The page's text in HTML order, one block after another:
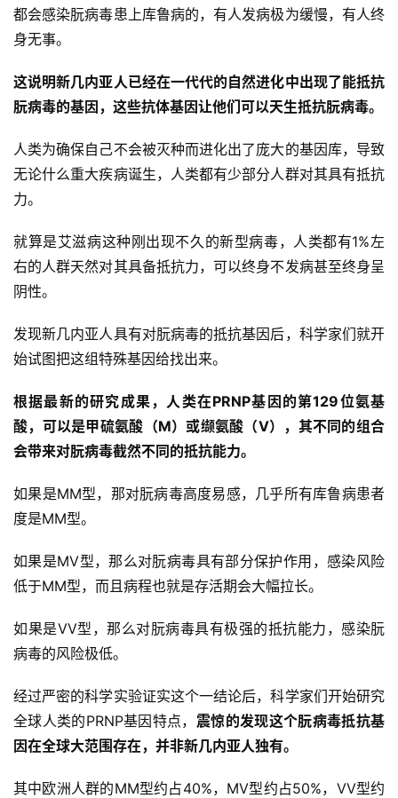
都会感染朊病毒患上库鲁病的，有人发病极为缓慢，有人终
身无事。
这说明新几内亚人已经在一代代的自然进化中出现了能抵抗
朊病毒的基因，这些抗体基因让他们可以天生抵抗朊病毒。
人类为确保自己不会被灭种而进化出了庞大的基因库，导致
无论什么重大疾病诞生，人类都有少部分人群对其具有抵抗
力。
就算是艾滋病这种刚出现不久的新型病毒，人类都有1%左
右的人群天然对其具备抵抗力，可以终身不发病甚至终身呈
阴性。
发现新几内亚人具有对朊病毒的抵抗基因后，科学家们就开
始试图把这组特殊基因给找出来。
根据最新的研究成果，人类在PRNP基因的第129位氨基
酸，可以是甲硫氨酸（M）或缬氨酸（V），其不同的组合
会带来对朊病毒截然不同的抵抗能力。
如果是MM型，那对朊病毒高度易感，几乎所有库鲁病患者
度是MM型。
如果是MV型，那么对朊病毒具有部分保护作用，感染风险
低于MM型，而且病程也就是存活期会大幅拉长。
如果是VV型，那么对朊病毒具有极强的抵抗能力，感染朊
病毒的风险极低。
经过严密的科学实验证实这个一结论后，科学家们开始研究
全球人类的PRNP基因特点， 震惊的发现这个朊病毒抵抗基
因在全球大范围存在，并非新几内亚人独有。
其中欧洲人群的MM型约占40%，MV型约占50%，VV型约